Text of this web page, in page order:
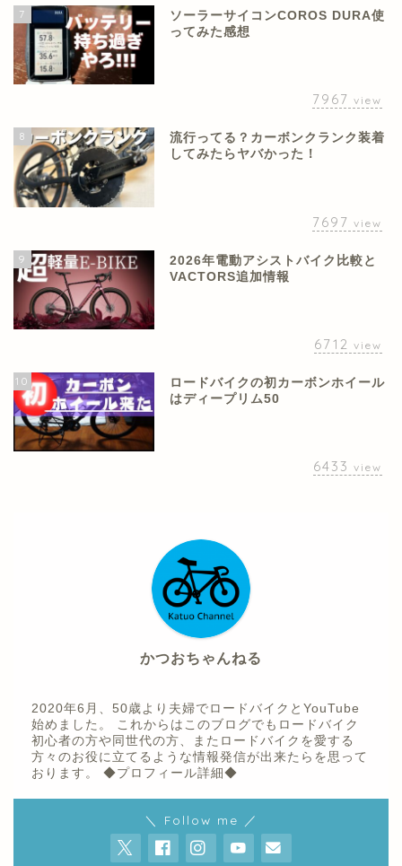
7
ソーラーサイコンCOROS DURA使
ってみた感想
7967 view
8
流行ってる？カーボンクランク装着
してみたらヤバかった！
7697 view
9
2026年電動アシストバイク比較と
VACTORS追加情報
6712 view
10
ロードバイクの初カーボンホイール
はディープリム50
6433 view
かつおちゃんねる
2020年6月、50歳より夫婦でロードバイクとYouTube
始めました。 これからはこのブログでもロードバイク
初心者の方や同世代の方、またロードバイクを愛する
方々のお役に立てるような情報発信が出来たらを思って
おります。 ◆プロフィール詳細◆
＼ Follow me ／
プロフィール